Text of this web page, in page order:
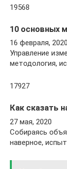
19568
10 основных
16 февраля, 2020
Управление
методология,
17927
Как сказать
27 мая, 2020
Собираясь
наверное,